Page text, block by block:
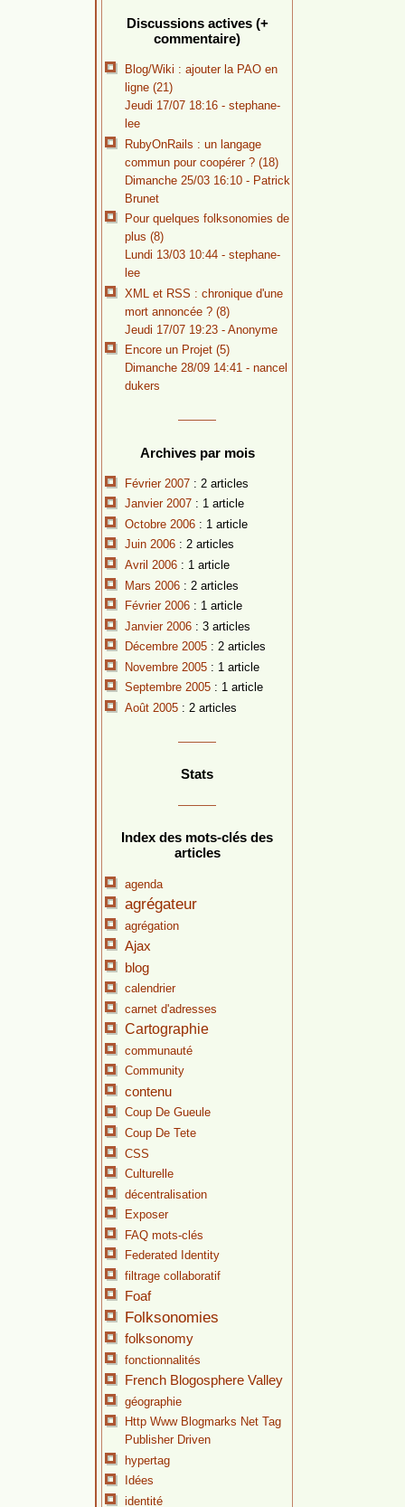
Discussions actives (+
commentaire)
Blog/Wiki : ajouter la PAO en
ligne (21)
Jeudi 17/07 18:16 - stephane-
lee
RubyOnRails : un langage
commun pour coopérer ? (18)
Dimanche 25/03 16:10 - Patrick
Brunet
Pour quelques folksonomies de
plus (8)
Lundi 13/03 10:44 - stephane-
lee
XML et RSS : chronique d'une
mort annoncée ? (8)
Jeudi 17/07 19:23 - Anonyme
Encore un Projet (5)
Dimanche 28/09 14:41 - nancel
dukers
Archives par mois
Février 2007 : 2 articles
Janvier 2007 : 1 article
Octobre 2006 : 1 article
Juin 2006 : 2 articles
Avril 2006 : 1 article
Mars 2006 : 2 articles
Février 2006 : 1 article
Janvier 2006 : 3 articles
Décembre 2005 : 2 articles
Novembre 2005 : 1 article
Septembre 2005 : 1 article
Août 2005 : 2 articles
Stats
Index des mots-clés des
articles
agenda
agrégateur
agrégation
Ajax
blog
calendrier
carnet d'adresses
Cartographie
communauté
Community
contenu
Coup De Gueule
Coup De Tete
CSS
Culturelle
décentralisation
Exposer
FAQ mots-clés
Federated Identity
filtrage collaboratif
Foaf
Folksonomies
folksonomy
fonctionnalités
French Blogosphere Valley
géographie
Http Www Blogmarks Net Tag
Publisher Driven
hypertag
Idées
identité